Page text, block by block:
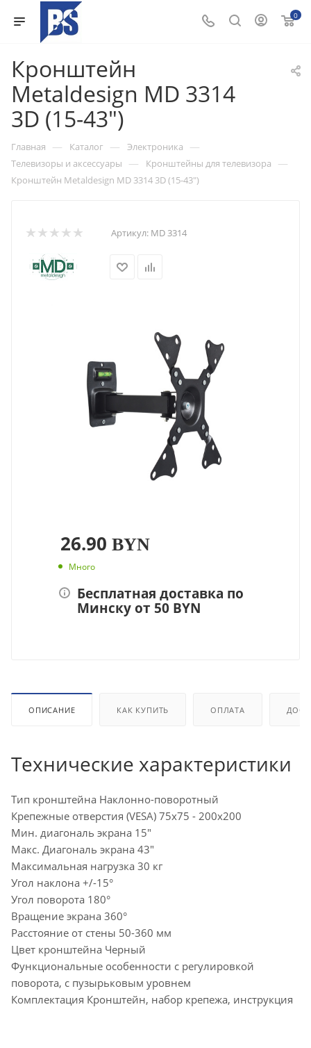
0
Кронштейн
Metaldesign MD 3314
3D (15-43")
Главная — Каталог — Электроника —
Телевизоры и аксессуары — Кронштейны для телевизора —
Кронштейн Metaldesign MD 3314 3D (15-43")
Артикул: MD 3314
26.90 BYN
Много
Бесплатная доставка по
Минску от 50 BYN
ОПИСАНИЕ КАК КУПИТЬ ОПЛАТА
Технические характеристики
Тип кронштейна Наклонно-поворотный
Крепежные отверстия (VESA) 75x75 - 200x200
Мин. диагональ экрана 15"
Макс. Диагональ экрана 43"
Максимальная нагрузка 30 кг
Угол наклона +/-15°
Угол поворота 180°
Вращение экрана 360°
Расстояние от стены 50-360 мм
Цвет кронштейна Черный
Функциональные особенности с регулировкой
поворота, с пузырьковым уровнем
Комплектация Кронштейн, набор крепежа, инструкция